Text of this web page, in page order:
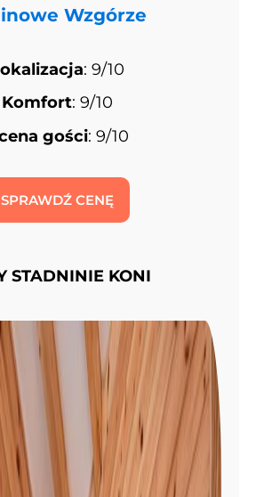
Wzgórze
: 9/10
Komfort: 9/10
gości: 9/10
SPRAWDŹ CENĘ
STADNINIE KONI